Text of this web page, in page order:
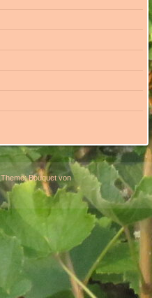
Theme: Bouquet von